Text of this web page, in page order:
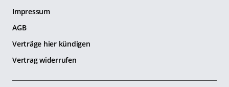
Impressum
AGB
Verträge hier kündigen
Vertrag widerrufen